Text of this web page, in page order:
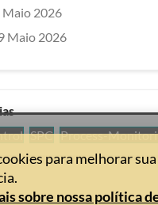
Maio 2026
Maio 2026
SPC Process-
para melhorar sua
sobre nossa política